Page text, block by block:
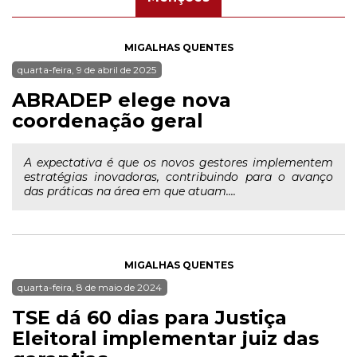
MIGALHAS QUENTES
quarta-feira, 9 de abril de 2025
ABRADEP elege nova
coordenação geral
A expectativa é que os novos gestores implementem
estratégias inovadoras, contribuindo para o avanço
das práticas na área em que atuam....
MIGALHAS QUENTES
quarta-feira, 8 de maio de 2024
TSE dá 60 dias para Justiça
Eleitoral implementar juiz das